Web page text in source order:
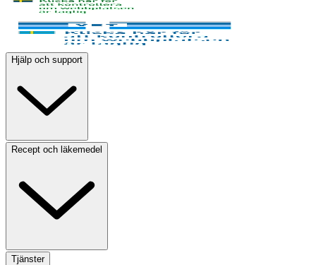
Hjälp och support
Recept och läkemedel
Tjänster